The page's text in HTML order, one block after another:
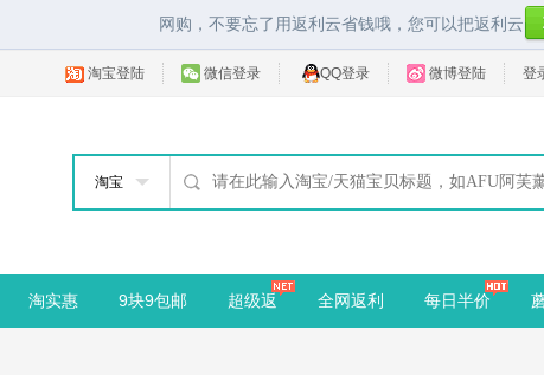
网购，不要忘了用返利云省钱哦，您可以把返利云
淘宝登陆 微信登录 QQ登录 微博登陆 登
淘宝
淘实惠 9块9包邮 超级返 全网返利 每日半价